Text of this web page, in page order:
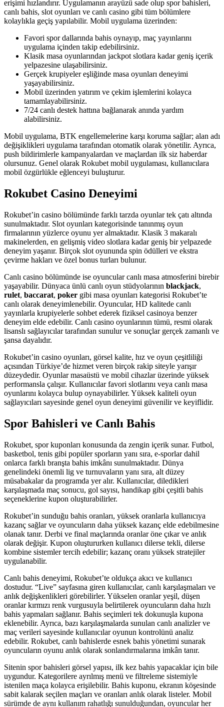
erişimi hızlandırır. Uygulamanın arayüzü sade olup spor bahisleri,
canlı bahis, slot oyunları ve canlı casino gibi tüm bölümlere
kolaylıkla geçiş yapılabilir. Mobil uygulama üzerinden:
Favori spor dallarında bahis oynayıp, maç yayınlarını
uygulama içinden takip edebilirsiniz.
Klasik masa oyunlarından jackpot slotlara kadar geniş içerik
yelpazesine ulaşabilirsiniz.
Gerçek krupiyeler eşliğinde masa oyunları deneyimi
yaşayabilirsiniz.
Mobil üzerinden yatırım ve çekim işlemlerini kolayca
tamamlayabilirsiniz.
7/24 canlı destek hattına bağlanarak anında yardım
alabilirsiniz.
Mobil uygulama, BTK engellemelerine karşı koruma sağlar; alan adı
değişiklikleri uygulama tarafından otomatik olarak yönetilir. Ayrıca,
push bildirimlerle kampanyalardan ve maçlardan ilk siz haberdar
olursunuz. Genel olarak Rokubet mobil uygulaması, kullanıcılara
mobil özgürlükle eğlenceyi buluşturur.
Rokubet Casino Deneyimi
Rokubet’in casino bölümünde farklı tarzda oyunlar tek çatı altında
sunulmaktadır. Slot oyunları kategorisinde tanınmış oyun
firmalarının yüzlerce oyunu yer almaktadır. Klasik 3 makaralı
makinelerden, en gelişmiş video slotlara kadar geniş bir yelpazede
deneyim yaşanır. Birçok slot oyununda spin ödülleri ve ekstra
çevirme hakları ve özel bonus turları bulunur.
Canlı casino bölümünde ise oyuncular canlı masa atmosferini birebir
yaşayabilir. Dünyaca ünlü canlı oyun stüdyolarının blackjack,
rulet, baccarat, poker gibi masa oyunları kategorisi Rokubet’te
canlı olarak deneyimlenebilir. Oyuncular, HD kalitede canlı
yayınlarla krupiyelerle sohbet ederek fiziksel casinoya benzer
deneyim elde edebilir. Canlı casino oyunlarının tümü, resmi olarak
lisanslı sağlayıcılar tarafından sunulur ve sonuçlar gerçek zamanlı ve
şansa dayalıdır.
Rokubet’in casino oyunları, görsel kalite, hız ve oyun çeşitliliği
açısından Türkiye’de hizmet veren birçok rakip siteyle yarışır
düzeydedir. Oyunlar masaüstü ve mobil cihazlar üzerinde yüksek
performansla çalışır. Kullanıcılar favori slotlarını veya canlı masa
oyunlarını kolayca bulup oynayabilirler. Yüksek kaliteli oyun
sağlayıcıları sayesinde genel oyun deneyimi güvenilir ve keyiflidir.
Spor Bahisleri ve Canlı Bahis
Rokubet, spor kuponları konusunda da zengin içerik sunar. Futbol,
basketbol, tenis gibi popüler sporların yanı sıra, e-sporlar dahil
onlarca farklı branşta bahis imkânı sunulmaktadır. Dünya
genelindeki önemli lig ve turnuvaların yanı sıra, alt düzey
müsabakalar da programda yer alır. Kullanıcılar, diledikleri
karşılaşmada maç sonucu, gol sayısı, handikap gibi çeşitli bahis
seçeneklerine kupon oluşturabilirler.
Rokubet’in sunduğu bahis oranları, yüksek oranlarla kullanıcıya
kazanç sağlar ve oyuncuların daha yüksek kazanç elde edebilmesine
olanak tanır. Derbi ve final maçlarında oranlar öne çıkar ve anlık
olarak değişir. Kupon oluştururken kullanıcı dilerse tekli, dilerse
kombine sistemler tercih edebilir; kazanç oranı yüksek stratejiler
uygulanabilir.
Canlı bahis deneyimi, Rokubet’te oldukça akıcı ve kullanıcı
dostudur. “Live” sayfasına giren kullanıcılar, canlı karşılaşmaları ve
anlık değişkenlikleri görebilirler. Yükselen oranlar yeşil, düşen
oranlar kırmızı renk vurgusuyla belirtilerek oyuncuların daha hızlı
bahis yapmaları sağlanır. Bahis seçimleri tek dokunuşla kupona
eklenebilir. Ayrıca, bazı karşılaşmalarda sunulan canlı analizler ve
maç verileri sayesinde kullanıcılar oyunun kontrolünü analiz
edebilir. Rokubet, canlı bahislerde esnek bahis yönetimi sunarak
oyuncuların oyunu anlık olarak sonlandırmalarına imkân tanır.
Sitenin spor bahisleri görsel yapısı, ilk kez bahis yapacaklar için bile
uygundur. Kategorilere ayrılmış menü ve filtreleme sistemiyle
istenilen maça kolayca erişilebilir. Bahis kuponu, ekranın köşesinde
sabit kalarak seçilen maçları ve oranları anlık olarak listeler. Mobil
sürümde de aynı kullanım rahatlığı sunulduğundan, oyuncular her